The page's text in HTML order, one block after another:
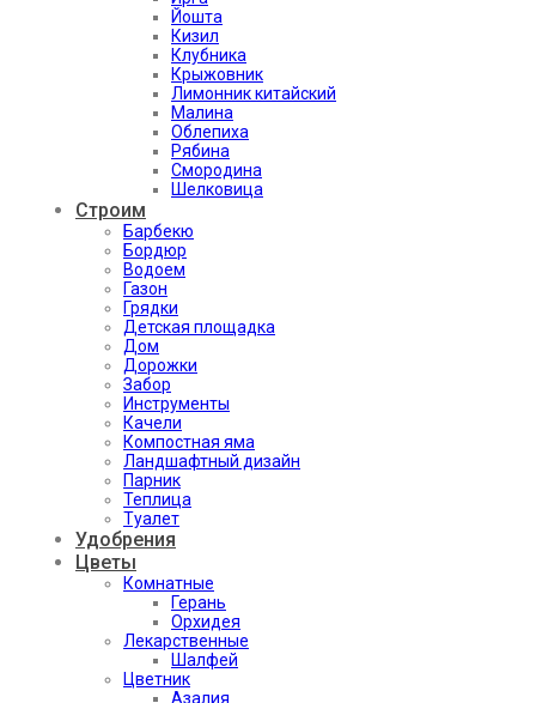
Йошта
Кизил
Клубника
Крыжовник
Лимонник китайский
Малина
Облепиха
Рябина
Смородина
Шелковица
Строим
Барбекю
Бордюр
Водоем
Газон
Грядки
Детская площадка
Дом
Дорожки
Забор
Инструменты
Качели
Компостная яма
Ландшафтный дизайн
Парник
Теплица
Туалет
Удобрения
Цветы
Комнатные
Герань
Орхидея
Лекарственные
Шалфей
Цветник
Азалия